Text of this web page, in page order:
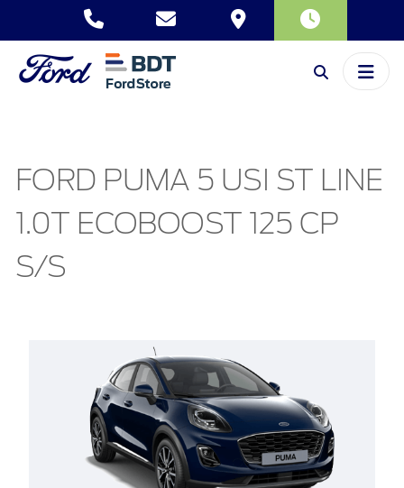
FORD PUMA 5 USI ST LINE
1.0T ECOBOOST 125 CP
S/S